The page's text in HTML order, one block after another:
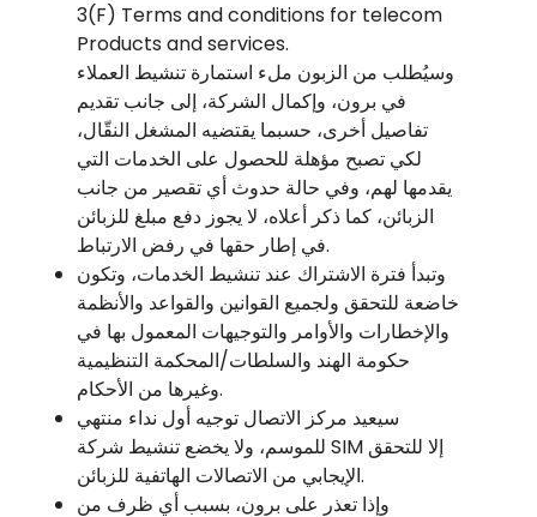
3(F) Terms and conditions for telecom
Products and services.
وسيُطلب من الزبون ملء استمارة تنشيط العملاء
في برون، وإكمال الشركة، إلى جانب تقديم
تفاصيل أخرى، حسبما يقتضيه المشغل النقّال،
لكي تصبح مؤهلة للحصول على الخدمات التي
يقدمها لهم، وفي حالة حدوث أي تقصير من جانب
الزبائن، كما ذكر أعلاه، لا يجوز دفع مبلغ للزبائن
في إطار حقها في رفض الارتباط.
وتبدأ فترة الاشتراك عند تنشيط الخدمات، وتكون
خاضعة للتحقق ولجميع القوانين والقواعد والأنظمة
والإخطارات والأوامر والتوجيهات المعمول بها في
حكومة الهند والسلطات/المحكمة التنظيمية
وغيرها من الأحكام.
سيعيد مركز الاتصال توجيه أول نداء منتهي
للموسم، ولا يخضع تنشيط شركة SIM إلا للتحقق
الإيجابي من الاتصالات الهاتفية للزبائن.
وإذا تعذر على برون، بسبب أي ظرف من